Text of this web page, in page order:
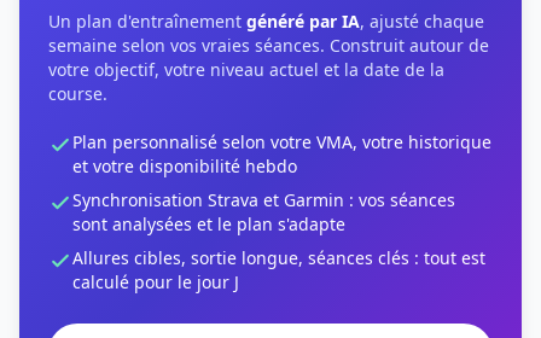
Un plan d'entraînement généré par IA, ajusté chaque
semaine selon vos vraies séances. Construit autour de
votre objectif, votre niveau actuel et la date de la
course.
Plan personnalisé selon votre VMA, votre historique
et votre disponibilité hebdo
Synchronisation Strava et Garmin : vos séances
sont analysées et le plan s'adapte
Allures cibles, sortie longue, séances clés : tout est
calculé pour le jour J